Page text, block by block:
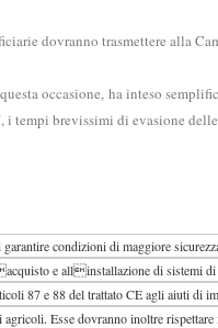
dovranno trasmettere alla
occasione, ha inteso
tempi brevissimi di evasione
condizioni di maggiore
e allinstallazione di sistemi
87 e 88 del trattato CE agli aiuti di
Esse dovranno inoltre